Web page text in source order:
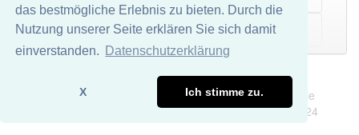
das bestmögliche Erlebnis zu bieten. Durch die
Nutzung unserer Seite erklären Sie sich damit
einverstanden.
Datenschutzerklärung
X Ich stimme zu.
Rotlichtbestrahlung
Palliativbestrahlung
Mehr
Datenschutz
Wir übernehmen keine Garantie und keine Haftung für die
Richtigkeit und Vollständigkeit dieser Seite. DDDEasy 2024